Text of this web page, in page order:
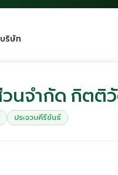
ริษัท
นจำกัด กิตติ
ประจวบคีรีขันธ์